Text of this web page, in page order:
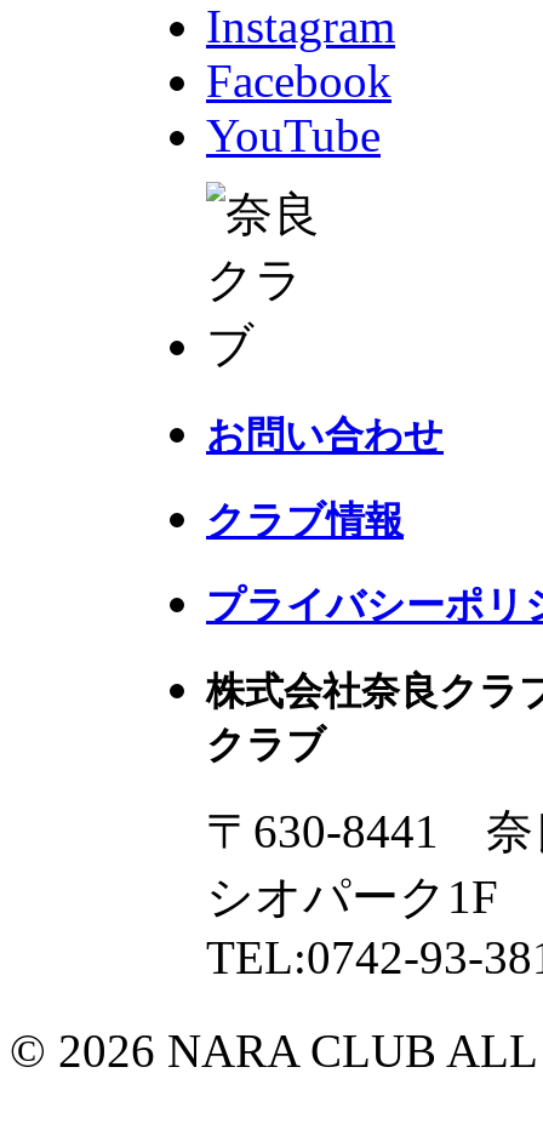
Instagram
Facebook
YouTube
お問い合わせ
クラブ情報
プライバシーポリ
株式会社奈良ク
クラブ
〒630-8441
シオパーク1F
TEL:0742-93-
© 2026 NARA CLUB ALL